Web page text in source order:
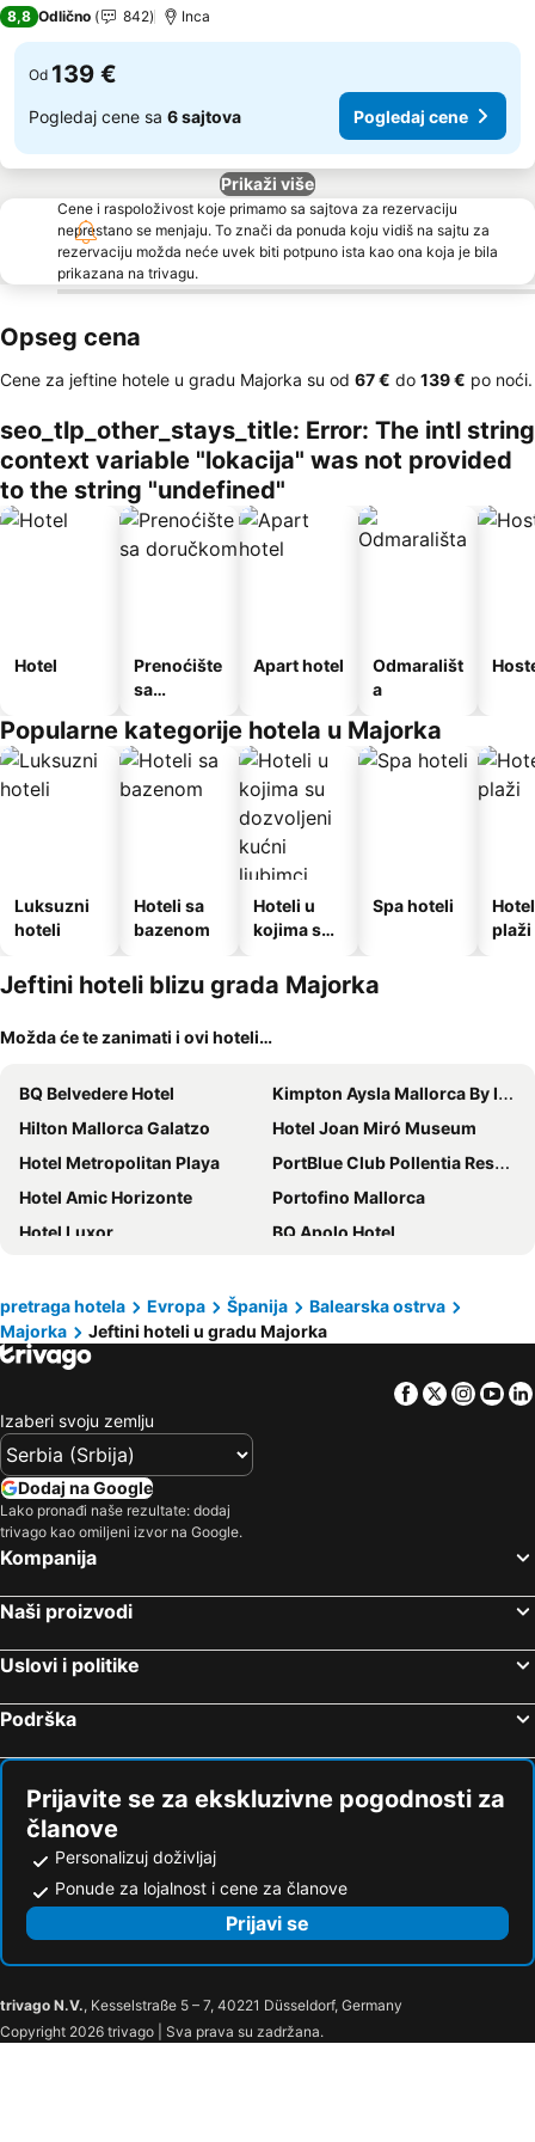
8,8 Odlično 842 Inca
Od 139 €
Pogledaj cene sa 6 sajtova Pogledaj cene
Prikaži više
Cene i raspoloživost koje primamo sa sajtova za rezervaciju
neprestano se menjaju. To znači da ponuda koju vidiš na sajtu za
rezervaciju možda neće uvek biti potpuno ista kao ona koja je bila
prikazana na trivagu.
Opseg cena
Cene za jeftine hotele u gradu Majorka su od ‎67 € do ‎139 € po noći.
seo_tlp_other_stays_title: Error: The intl string
context variable "lokacija" was not provided
to the string "undefined"
Hotel
Prenoćište
sa
Apart hotel
Odmarališt
a
Popularne kategorije hotela u Majorka
Luksuzni
hoteli
Hoteli sa
bazenom
Hoteli u
kojima su
kućni
ljubimci
Spa hoteli
plaži
Jeftini hoteli blizu grada Majorka
Možda će te zanimati i ovi hoteli…
BQ Belvedere Hotel
Kimpton Aysla Mallorca By Ihg
Hilton Mallorca Galatzo
Hotel Joan Miró Museum
Hotel Metropolitan Playa
PortBlue Club Pollentia Resort & Spa
Hotel Amic Horizonte
Portofino Mallorca
Hotel Luxor
BQ Apolo Hotel
Iberostar Waves Alcudia Park
Alua Leo
BQ Amfora Beach
Galaxia Boutique Hotel
Iberostar Waves Cristina
BLUESEA Gran Playa
Barcelo Ponent Beach
Seramar Luna Park Adults Only
BJ Playa Blanca
whala!beach
Eix Alcudia Hotel Adults Only
Alua Boccaccio
BQ Can Picafort Hotel
BQ Augusta Hotel
Hotel Palma Bellver Affiliated by Meliá
Hotel Amic Can Pastilla
Valentin Reina Paguera
Welikehotel Fenix
BLUESEA Club Marthas
Sol Barbados
Eurostars Marivent
Hotel Astoria Playa Adults Only 4* Sup
Hotel Palia Puerto Del Sol
allsun Hotel Eden Playa
TUI BLUE Alcudia Pins
Finca es Rafal, Agroturisme
Finca Binibona Parc Natural
pretraga hotela Evropa Španija
Balearska ostrva
Majorka
Jeftini hoteli u gradu Majorka
Facebook
Twitter
Izaberi svoju zemlju
Dodaj na Google
Lako pronađi naše rezultate: dodaj
trivago kao omiljeni izvor na Google.
Kompanija
Naši proizvodi
Uslovi i politike
Podrška
Prijavite se za ekskluzivne pogodnosti za
članove
Personalizuj doživljaj
Ponude za lojalnost i cene za članove
Prijavi se
trivago N.V., Kesselstraße 5 – 7, 40221 Düsseldorf, Germany
Copyright 2026 trivago | Sva prava su zadržana.